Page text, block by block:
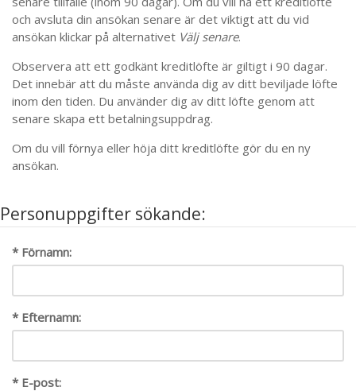
och avsluta din ansökan senare är det viktigt att du vid
ansökan klickar på alternativet Välj senare.
Observera att ett godkänt kreditlöfte är giltigt i 90 dagar.
Det innebär att du måste använda dig av ditt beviljade löfte
inom den tiden. Du använder dig av ditt löfte genom att
senare skapa ett betalningsuppdrag.
Om du vill förnya eller höja ditt kreditlöfte gör du en ny
ansökan.
Personuppgifter sökande:
* Förnamn:
* Efternamn:
* E-post: